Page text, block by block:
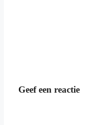
Geef een reactie